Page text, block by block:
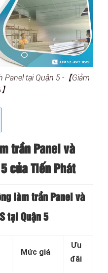
Panel tại Quận 5 -【Giảm
trần Panel và
5 của Tiến Phát
làm trần Panel và
tại Quận 5
Mức giá
Ưu
đãi